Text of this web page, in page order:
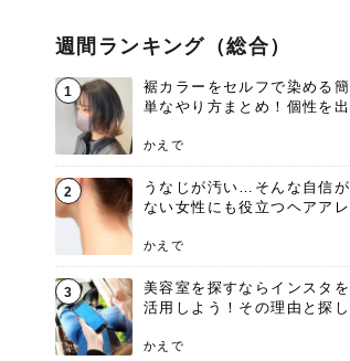
週間ランキング（総合）
1
裾カラーをセルフで染める簡
単なやり方まとめ！個性を出
かえで
2
うなじが汚い…そんな自信が
ない女性にも役立つヘアアレ
かえで
3
美容室を探すならインスタを
活用しよう！その理由と探し
かえで